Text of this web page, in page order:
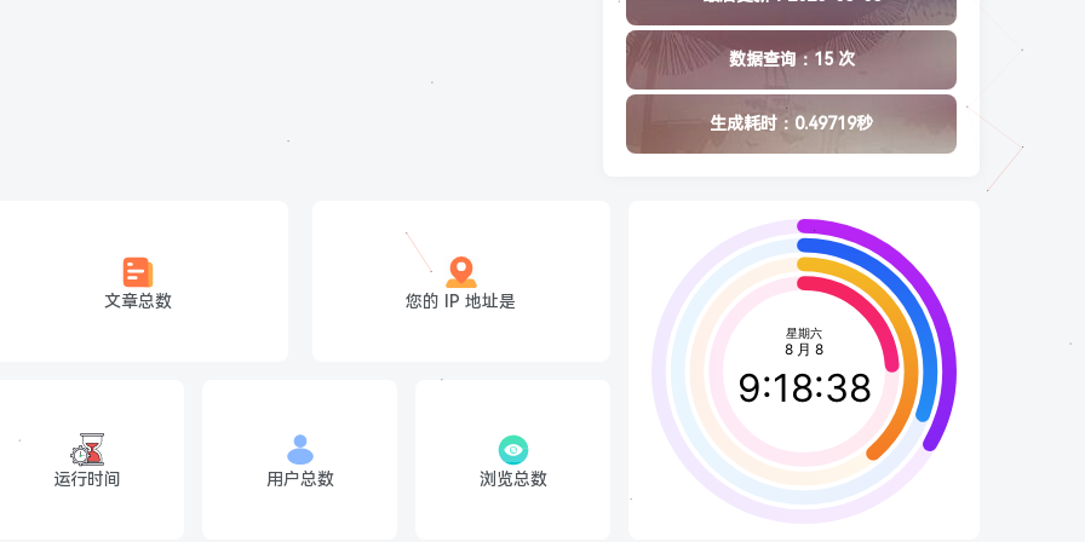
数据查询：15 次
生成耗时：0.49719秒
运行时间 用户总数 浏览总数
文章总数 您的 IP 地址是